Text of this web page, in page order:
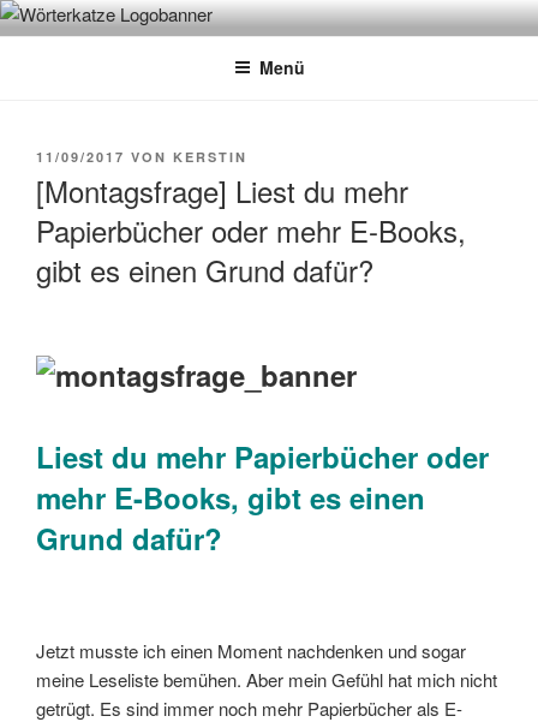
Zum
InhaltWÖRTERKATZE
Von Büchern erzählen
Menü
VERÖFFENTLICHT
11/09/2017 VON KERSTIN
[Montagsfrage] Liest du mehr
Papierbücher oder mehr E-Books,
gibt es einen Grund dafür?
Liest du mehr Papierbücher oder
mehr E-Books, gibt es einen
Grund dafür?
Jetzt musste ich einen Moment nachdenken und sogar
meine Leseliste bemühen. Aber mein Gefühl hat mich nicht
getrügt. Es sind immer noch mehr Papierbücher als E-